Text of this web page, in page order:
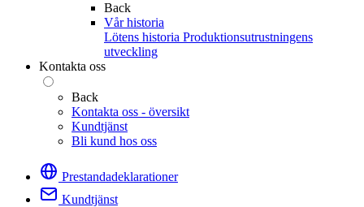
Back
Vår historia
Lötens historia Produktionsutrustningens
utveckling
Kontakta oss
Back
Kontakta oss - översikt
Kundtjänst
Bli kund hos oss
Prestandadeklarationer
Kundtjänst